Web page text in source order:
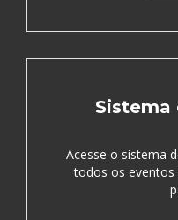
Sistema
Acesse o sistema
todos os eventos